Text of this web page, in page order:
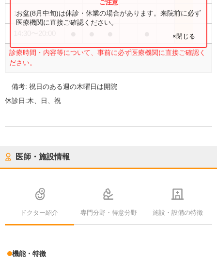
14:30〜17:30 ●
診療時間・内容等について、事前に必ず医療機関に直接ご確認く
ださい。
お盆(8月中旬)は休診・休業の場合があります。来院前に必ず
医療機関に直接ご確認ください。
×閉じる
備考:祝日のある週の木曜日は開院
休診日:木、日、祝
医師・施設情報
ドクター紹介 専門分野・得意分野 施設・設備の特徴
機能・特徴